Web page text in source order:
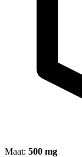
Maat: 500 mg